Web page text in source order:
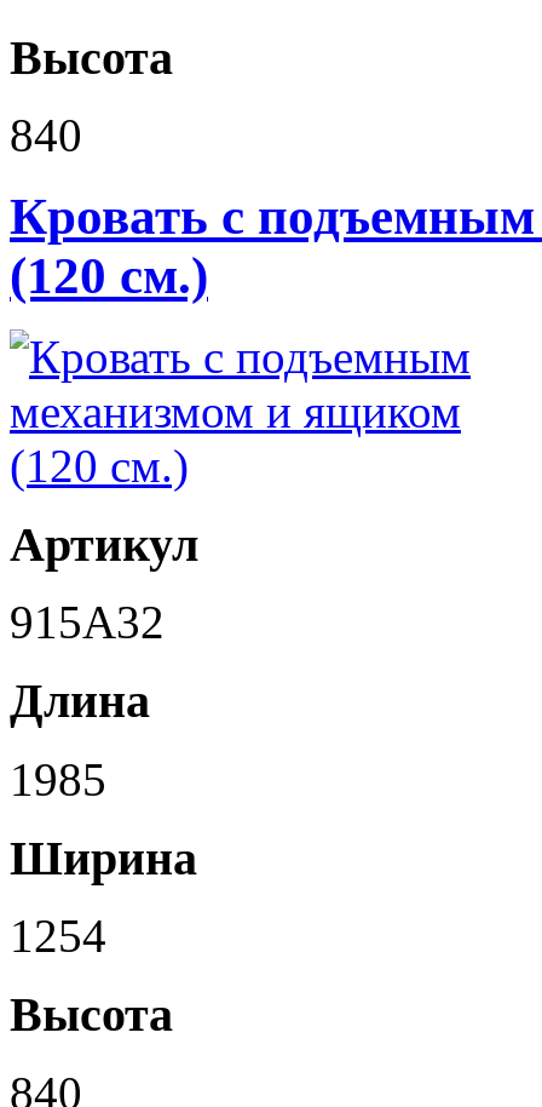
Высота
840
Кровать с
(120 см.)
Артикул
915A32
Длина
1985
Ширина
1254
Высота
840